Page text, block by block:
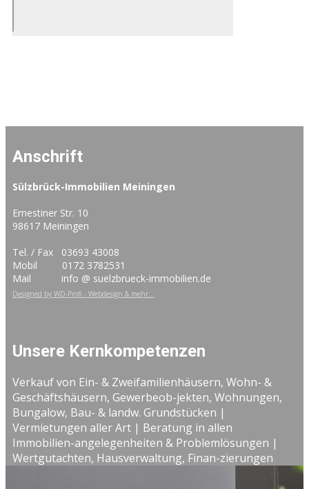
Anschrift
Sülzbrück-Immobilien Meiningen
Ernestiner Str. 10
98617 Meiningen
Tel. / Fax 03693 43008
Mobil 0172 3782531
Mail info @ suelzbrueck-immobilien.de
Designed by WD-Profi - Webdesign & mehr...
Unsere Kernkompetenzen
Verkauf von Ein- & Zweifamilienhäusern, Wohn- &
Geschäftshäusern, Gewerbeob-jekten, Wohnungen,
Bungalow, Bau- & landw. Grundstücken |
Vermietungen aller Art | Beratung in allen
Immobilien-angelegenheiten & Problemlösungen |
Wertgutachten, Hausverwaltung, Finan-zierungen